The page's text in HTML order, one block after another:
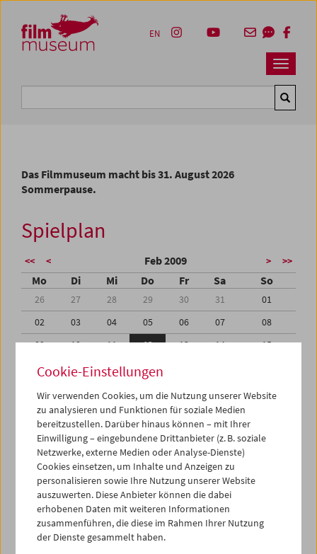
Zum Inhalt
Zum Hauptmenü
Zur Servicenavigation
Zum Suche
Navbar
EN
Das Filmmuseum macht bis 31. August 2026
Sommerpause.
Spielplan
<< < Feb 2009 > >>
Mo Di Mi Do Fr Sa So
26 27 28 29 30 31
01
02
03 04 05 06 07
08
09
10 11 12 13 14
15
16
17 18 19
23
25 27
01
02
03 04 05 06 07
iCalender
Programmheft-PDF
English language or subtitles
< Vorherige Woche
Cookie-Einstellungen
Wir verwenden Cookies, um die Nutzung unserer Website
zu analysieren und Funktionen für soziale Medien
bereitzustellen. Darüber hinaus können – mit Ihrer
Einwilligung – eingebundene Drittanbieter (z. B. soziale
Netzwerke, externe Medien oder Analyse-Dienste)
Cookies einsetzen, um Inhalte und Anzeigen zu
personalisieren sowie Ihre Nutzung unserer Website
auszuwerten. Diese Anbieter können die dabei
erhobenen Daten mit weiteren Informationen
zusammenführen, die diese im Rahmen Ihrer Nutzung
der Dienste gesammelt haben.